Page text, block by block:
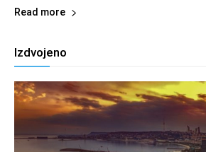
Read more
Izdvojeno